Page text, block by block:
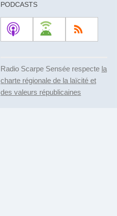
PODCASTS
Radio Scarpe Sensée respecte la
charte régionale de la laïcité et
des valeurs républicaines